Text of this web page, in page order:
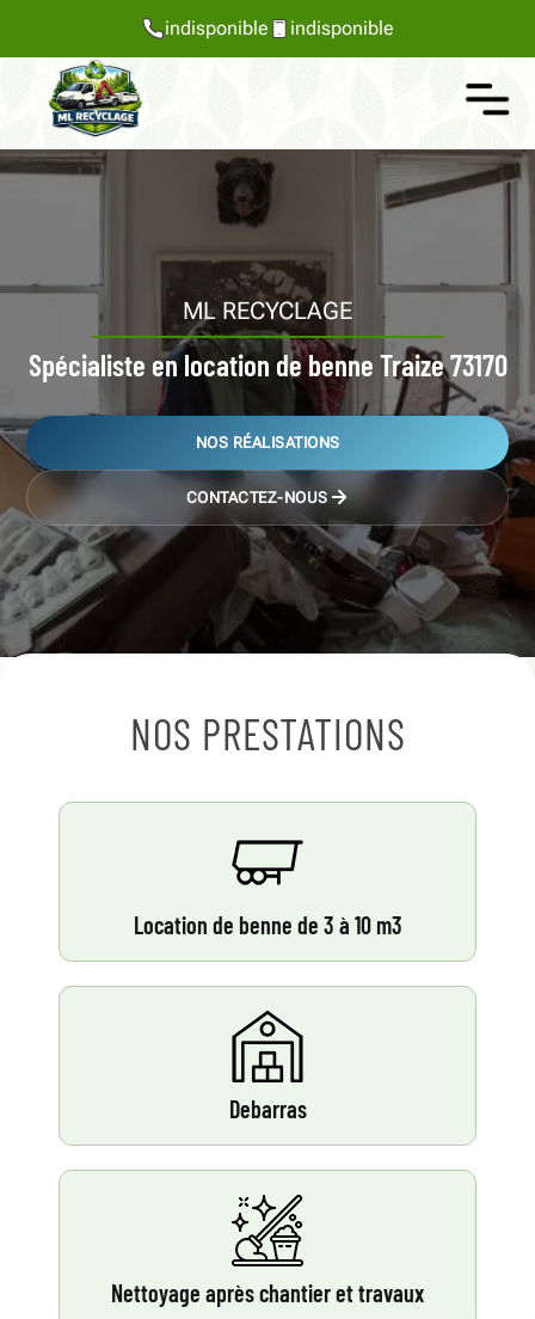
indisponible indisponible
ML RECYCLAGE
Spécialiste en location de benne Traize 73170
NOS RÉALISATIONS
CONTACTEZ-NOUS
NOS PRESTATIONS
Location de benne de 3 à 10 m3
Debarras
Nettoyage après chantier et travaux